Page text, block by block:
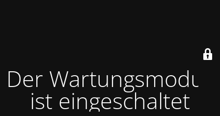
Der Wartungsmodus
ist eingeschaltet